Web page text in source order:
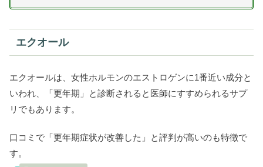
エクオール
エクオールは、女性ホルモンのエストロゲンに1番近い成分と
いわれ、「更年期」と診断されると医師にすすめられるサプ
リでもあります。
口コミで「更年期症状が改善した」と評判が高いのも特徴で
す。